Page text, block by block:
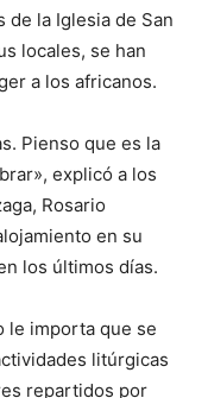
de la Iglesia de San
locales, se han
a los africanos.
Pienso que es la
explicó a los
Rosario
en su
los últimos días.
le importa que se
litúrgicas
repartidos por